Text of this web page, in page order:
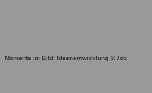
Momente im Bild: Ideenentwicklung @Job